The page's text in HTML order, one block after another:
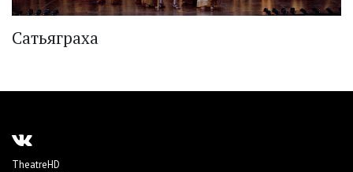
Сатьяграха
TheatreHD